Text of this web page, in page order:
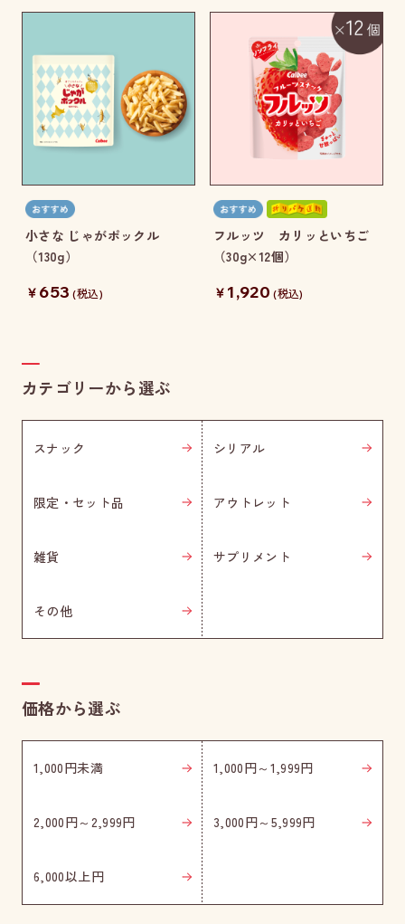
小さな じゃがポックル
（130g）
￥653 (税込)
フルッツ カリッといちご
（30g×12個）
￥1,920 (税込)
カテゴリーから選ぶ
スナック シリアル
限定・セット品 アウトレット
雑貨 サプリメント
その他
価格から選ぶ
1,000円未満 1,000円～1,999円
2,000円～2,999円 3,000円～5,999円
6,000以上円